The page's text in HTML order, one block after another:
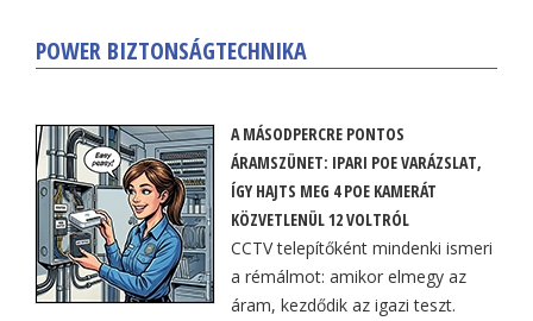
POWER BIZTONSÁGTECHNIKA
A MÁSODPERCRE PONTOS
ÁRAMSZÜNET: IPARI POE VARÁZSLAT,
ÍGY HAJTS MEG 4 POE KAMERÁT
KÖZVETLENÜL 12 VOLTRÓL
CCTV telepítőként mindenki ismeri
a rémálmot: amikor elmegy az
áram, kezdődik az igazi teszt.